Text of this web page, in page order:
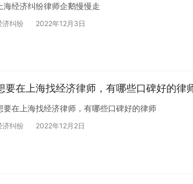
海经济纠纷律师企鹅慢慢走
济纠纷 2022年12月3日
要在上海找经济律师，有哪些口碑好的律
要在上海找经济律师，有哪些口碑好的律师
济纠纷 2022年12月2日